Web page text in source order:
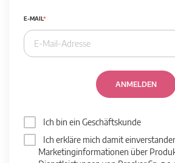
E-MAIL
ANMELDEN
Ich bin ein Geschäftskunde
Ich erkläre mich damit
Marketinginformationen über